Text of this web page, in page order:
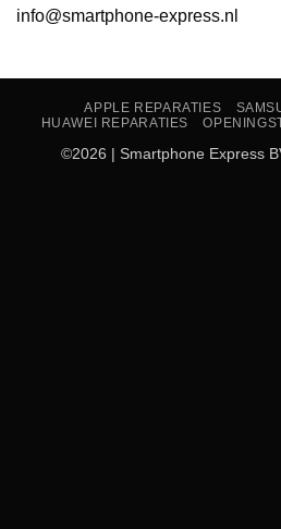
info@smartphone-express.nl
APPLE REPARATIES
HUAWEI REPARATIES
©2026 | Smartphone Express